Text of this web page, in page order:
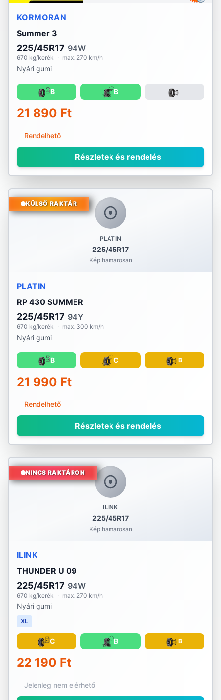
KORMORAN
Summer 3
225/45R17 94W
670 kg/kerék · max. 270 km/h
Nyári gumi
B B
21 890 Ft
Rendelhető
Részletek és rendelés
PLATIN
225/45R17
Kép hamarosan
KÜLSŐ RAKTÁR
PLATIN
RP 430 SUMMER
225/45R17 94Y
670 kg/kerék · max. 300 km/h
Nyári gumi
B C B
21 990 Ft
Rendelhető
Részletek és rendelés
ILINK
225/45R17
Kép hamarosan
NINCS RAKTÁRON
ILINK
THUNDER U 09
225/45R17 94W
670 kg/kerék · max. 270 km/h
Nyári gumi
XL
C B B
22 190 Ft
Jelenleg nem elérhető